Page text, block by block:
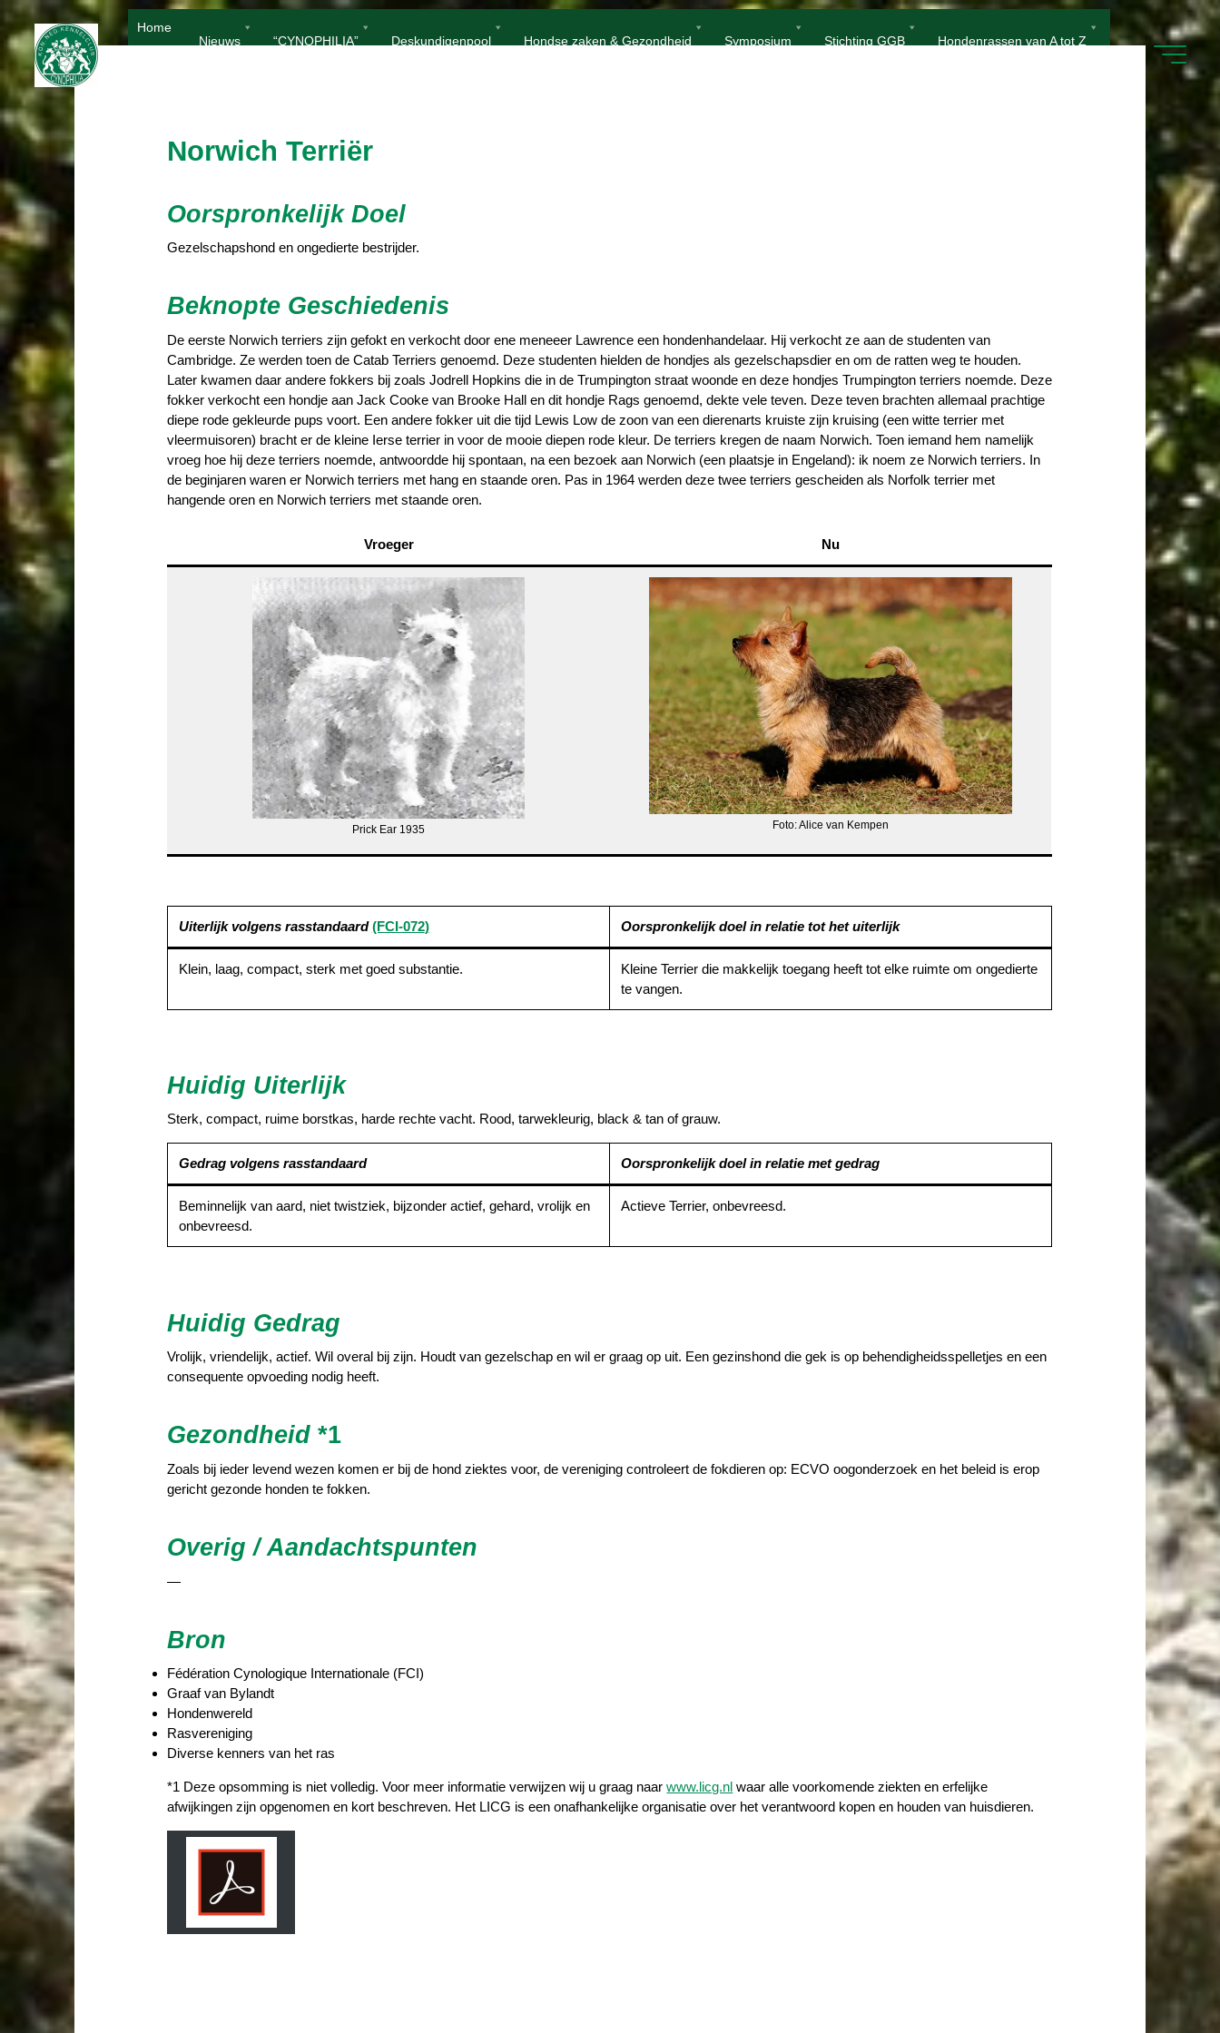
Ga
naar
de
inhoud
Home
Nieuws
“CYNOPHILIA” Deskundigenpool Hondse zaken & Gezondheid Symposium Stichting GGB Hondenrassen van A tot Z
Norwich Terriër
Oorspronkelijk Doel
Gezelschapshond en ongedierte bestrijder.
Beknopte Geschiedenis
De eerste Norwich terriers zijn gefokt en verkocht door ene meneeer Lawrence een hondenhandelaar. Hij verkocht ze aan de studenten van
Cambridge. Ze werden toen de Catab Terriers genoemd. Deze studenten hielden de hondjes als gezelschapsdier en om de ratten weg te houden.
Later kwamen daar andere fokkers bij zoals Jodrell Hopkins die in de Trumpington straat woonde en deze hondjes Trumpington terriers noemde. Deze
fokker verkocht een hondje aan Jack Cooke van Brooke Hall en dit hondje Rags genoemd, dekte vele teven. Deze teven brachten allemaal prachtige
diepe rode gekleurde pups voort. Een andere fokker uit die tijd Lewis Low de zoon van een dierenarts kruiste zijn kruising (een witte terrier met
vleermuisoren) bracht er de kleine Ierse terrier in voor de mooie diepen rode kleur. De terriers kregen de naam Norwich. Toen iemand hem namelijk
vroeg hoe hij deze terriers noemde, antwoordde hij spontaan, na een bezoek aan Norwich (een plaatsje in Engeland): ik noem ze Norwich terriers. In
de beginjaren waren er Norwich terriers met hang en staande oren. Pas in 1964 werden deze twee terriers gescheiden als Norfolk terrier met
hangende oren en Norwich terriers met staande oren.
Vroeger Nu
Prick Ear 1935 Foto: Alice van Kempen
Uiterlijk volgens rasstandaard(FCI-072) Oorspronkelijk doel in relatie tot het uiterlijk
Klein, laag, compact, sterk met goed substantie.
Kleine Terrier die makkelijk toegang heeft tot elke ruimte om ongedierte
te vangen.
Huidig Uiterlijk
Sterk, compact, ruime borstkas, harde rechte vacht. Rood, tarwekleurig, black & tan of grauw.
Gedrag volgens rasstandaard Oorspronkelijk doel in relatie met gedrag
Beminnelijk van aard, niet twistziek, bijzonder actief, gehard, vrolijk en
onbevreesd.
Actieve Terrier, onbevreesd.
Huidig Gedrag
Vrolijk, vriendelijk, actief. Wil overal bij zijn. Houdt van gezelschap en wil er graag op uit. Een gezinshond die gek is op behendigheidsspelletjes en een
consequente opvoeding nodig heeft.
Gezondheid *1
Zoals bij ieder levend wezen komen er bij de hond ziektes voor, de vereniging controleert de fokdieren op: ECVO oogonderzoek en het beleid is erop
gericht gezonde honden te fokken.
Overig / Aandachtspunten
—
Bron
Fédération Cynologique Internationale (FCI)
Graaf van Bylandt
Hondenwereld
Rasvereniging
Diverse kenners van het ras
*1 Deze opsomming is niet volledig. Voor meer informatie verwijzen wij u graag naarwww.licg.nl waar alle voorkomende ziekten en erfelijke
afwijkingen zijn opgenomen en kort beschreven. Het LICG is een onafhankelijke organisatie over het verantwoord kopen en houden van huisdieren.